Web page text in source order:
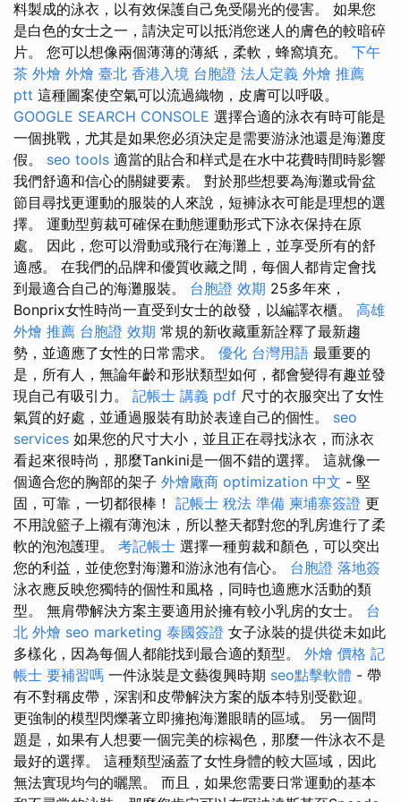
料製成的泳衣，以有效保護自己免受陽光的侵害。 如果您
是白色的女士之一，請決定可以抵消您迷人的膚色的較暗碎
片。 您可以想像兩個薄薄的薄紙，柔軟，蜂窩填充。 下午
茶 外燴 外燴 臺北 香港入境 台胞證 法人定義 外燴 推薦
ptt 這種圖案使空氣可以流過織物，皮膚可以呼吸。
GOOGLE SEARCH CONSOLE 選擇合適的泳衣有時可能是
一個挑戰，尤其是如果您必須決定是需要游泳池還是海灘度
假。 seo tools 適當的貼合和样式是在水中花費時間時影響
我們舒適和信心的關鍵要素。 對於那些想要為海灘或骨盆
節目尋找更運動的服裝​​的人來說，短褲泳衣可能是理想的選
擇。 運動型剪裁可確保在動態運動形式下泳衣保持在原
處。 因此，您可以滑動或飛行在海灘上，並享受所有的舒
適感。 在我們的品牌和優質收藏之間，每個人都肯定會找
到最適合自己的海灘服裝。 台胞證 效期 25多年來，
Bonprix女性時尚一直受到女士的啟發，以編譯衣櫃。 高雄
外燴 推薦 台胞證 效期 常規的新收藏重新詮釋了最新趨
勢，並適應了女性的日常需求。 優化 台灣用語 最重要的
是，所有人，無論年齡和形狀類型如何，都會變得有趣並發
現自己有吸引力。 記帳士 講義 pdf 尺寸的衣服突出了女性
氣質的好處，並通過服裝有助於表達自己的個性。 seo
services 如果您的尺寸大小，並且正在尋找泳衣，而泳衣
看起來很時尚，那麼Tankini是一個不錯的選擇。 這就像一
個適合您的胸部的架子 外燴廠商 optimization 中文 - 堅
固，可靠，一切都很棒！ 記帳士 稅法 準備 柬埔寨簽證 更
不用說籃子上襯有薄泡沫，所以整天都對您的乳房進行了柔
軟的泡泡護理。 考記帳士 選擇一種剪裁和顏色，可以突出
您的利益，並使您對海灘和游泳池有信心。 台胞證 落地簽
泳衣應反映您獨特的個性和風格，同時也適應水活動的類
型。 無肩帶解決方案主要適用於擁有較小乳房的女士。 台
北 外燴 seo marketing 泰國簽證 女子泳裝的提供從未如此
多樣化，因為每個人都能找到最合適的類型。 外燴 價格 記
帳士 要補習嗎 一件泳裝是文藝復興時期 seo點擊軟體 - 帶
有不對稱皮帶，深割和皮帶解決方案的版本特別受歡迎。
更強制的模型閃爍著立即擁抱海灘眼睛的區域。 另一個問
題是，如果有人想要一個完美的棕褐色，那麼一件泳衣不是
最好的選擇。 這種類型涵蓋了女性身體的較大區域，因此
無法實現均勻的曬黑。 而且，如果您需要日常運動的基本